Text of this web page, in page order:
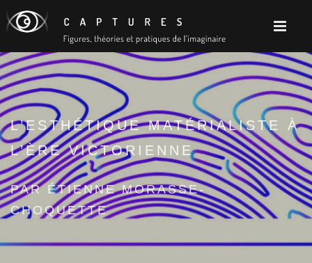
L’ESTHÉTIQUE MATÉRIALISTE À
L’ÈRE VICTORIENNE
PAR ÉTIENNE MORASSE-
CHOQUETTE